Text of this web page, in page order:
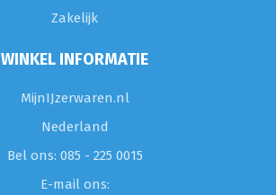
Zakelijk
WINKEL INFORMATIE
MijnIJzerwaren.nl
Nederland
Bel ons: 085 - 225 0015
E-mail ons: